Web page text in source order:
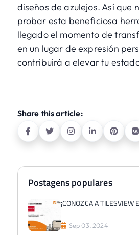
Postagens populares
¡CONOZCA A
Sep 03, 2024
diseños de azulejos. Así que
probar esta beneficiosa
llegado el momento de
en un lugar de expresión
contribuirá a elevar tu
Share this article: